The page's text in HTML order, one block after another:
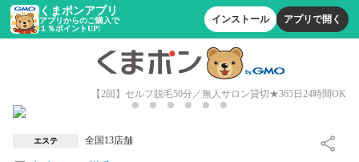
くまポンアプリ
アプリからのご購入で
１％ポイントUP!
インストール アプリで開く
【2回】セルフ脱毛50分／無人サロン貸切★365日24時間OK
エステ 全国13店舗